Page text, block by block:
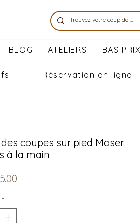
BLOG ATELIERS BAS PRIX
Réservation en ligne
coupes sur pied Moser
à la main
*